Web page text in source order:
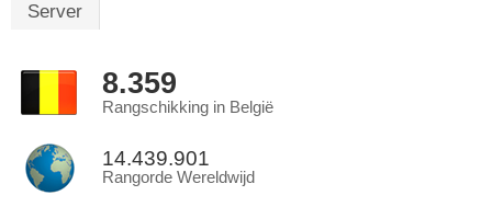
Server
8.359
Rangschikking in België
14.439.901
Rangorde Wereldwijd